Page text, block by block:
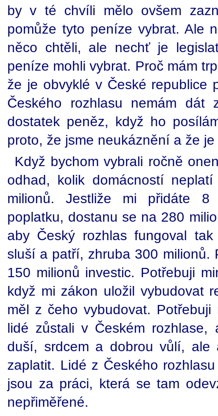
by v té chvíli mělo ovšem
pomůže tyto peníze vybrat. Ale
něco chtěli, ale nechť je
peníze mohli vybrat. Proč mám
že je obvyklé v České republice
Českého rozhlasu nemám dát
dostatek peněz, když ho
proto, že jsme neukáznění a že
Když bychom vybrali ročně
odhad, kolik domácností
milionů. Jestliže mi přidáte 8
poplatku, dostanu se na 280
aby Český rozhlas fungoval
sluší a patří, zhruba 300 milionů.
150 milionů investic. Potřebuji
když mi zákon uložil vybudovat
měl z čeho vybudovat.
lidé zůstali v Českém
duší, srdcem a dobrou vůlí, ale
zaplatit. Lidé z Českého
jsou za práci, která se tam
nepřiměřené.